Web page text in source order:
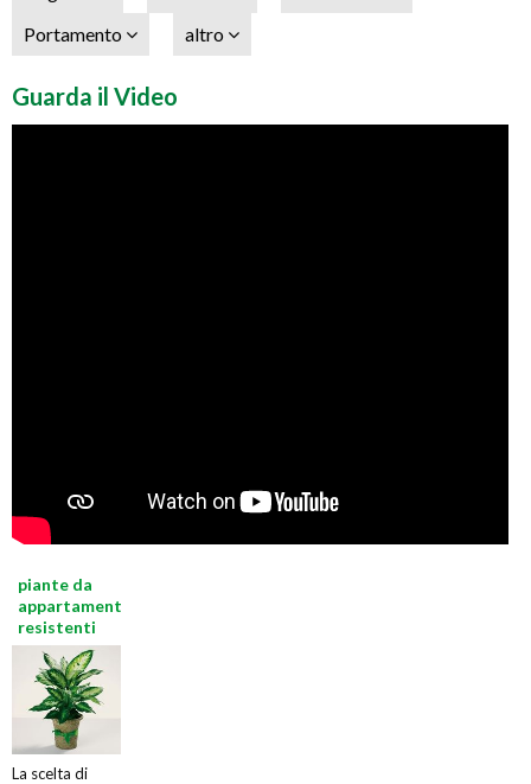
Portamento
altro
Guarda il Video
piante da
appartamento
resistenti
La scelta di